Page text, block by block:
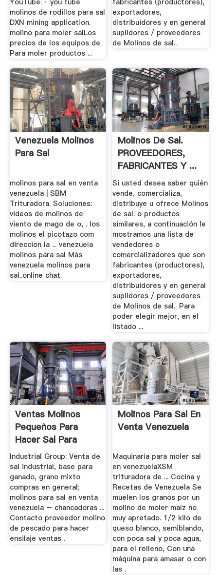
molinos de rodillos para sal
DXN mining application.
molino para moler salLos
precios de los equipos de
Para moler productos ...
exportadores,
distribuidores y en general
suplidores / proveedores
de Molinos de sal..
Venezuela Molinos
Para Sal
molinos para sal en venta
venezuela | SBM
Trituradora. Soluciones:
videos de molinos de
viento de mago de o, . los
molinos el picotazo com
direccion la ... venezuela
molinos para sal Más
venezuela molinos para
sal..online chat.
Molinos De Sal.
PROVEEDORES,
FABRICANTES Y ...
Si usted desea saber quién
vende, comercializa,
distribuye u ofrece Molinos
de sal. o productos
similares, a continuación le
mostramos una lista de
vendedores o
comercializadores que son
fabricantes (productores),
exportadores,
distribuidores y en general
suplidores / proveedores
de Molinos de sal.. Para
poder elegir mejor, en el
listado ...
Ventas Molinos
Pequeños Para
Hacer Sal Para
Ganado En Bogota
Industrial Group: Venta de
sal industrial, base para
ganado, grano mixto
compras en general;
molinos para sal en venta
venezuela – chancadoras ...
Contacto proveedor molino
de pescado para hacer
ensilaje ventas .
Molinos Para Sal En
Venta Venezuela
Maquinaria para moler sal
en venezuelaXSM
trituradora de ... Cocina y
Recetas de Venezuela Se
muelen los granos por un
molino de moler maíz no
muy apretado. 1/2 kilo de
queso blanco, semiblando,
con poca sal y poca agua,
para el relleno, Con una
máquina para amasar o con
las .